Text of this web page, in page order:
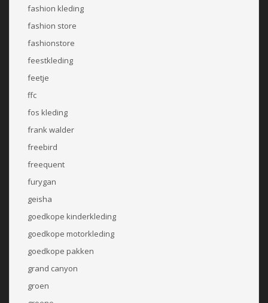
fashion kleding
fashion store
fashionstore
feestkleding
feetje
ffc
fos kleding
frank walder
freebird
freequent
furygan
geisha
goedkope kinderkleding
goedkope motorkleding
goedkope pakken
grand canyon
groen